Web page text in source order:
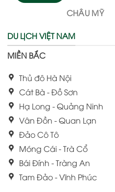
CHÂU MỸ
DU LỊCH VIỆT NAM
MIỀN BẮC
Thủ đô Hà Nội
Cát Bà - Đồ Sơn
Hạ Long - Quảng Ninh
Vân Đồn - Quan Lạn
Đảo Cô Tô
Móng Cái - Trà Cổ
Bái Đính - Tràng An
Tam Đảo - Vĩnh Phúc